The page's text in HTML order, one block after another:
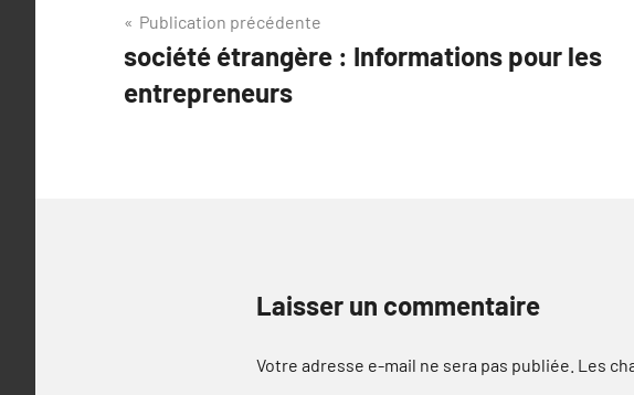
Navigation
de
l’article
Publication précédente
société étrangère : Informations pour les
entrepreneurs
Laisser un commentaire
Votre adresse e-mail ne sera pas publiée. Les